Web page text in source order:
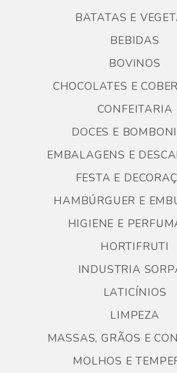
BATATAS E
BEBIDAS
BOVINOS
CHOCOLATES E
CONFEITARIA
DOCES E
EMBALAGENS E
FESTA E
HAMBÚRGUER E
HIGIENE E
HORTIFRUTI
INDUSTRIA
LATICÍNIOS
LIMPEZA
MASSAS, GRÃOS E
MOLHOS E